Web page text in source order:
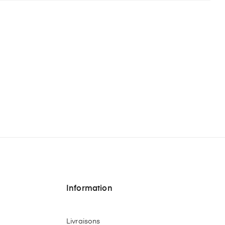
Information
Livraisons